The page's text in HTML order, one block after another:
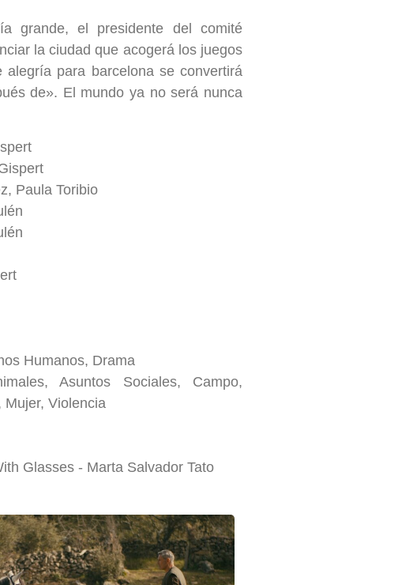
grande, el presidente del comité
la ciudad que acogerá los juegos
para barcelona se convertirá
de». El mundo ya no será nunca
Paula Toribio
Humanos, Drama
Asuntos Sociales, Campo,
Violencia
Glasses - Marta Salvador Tato